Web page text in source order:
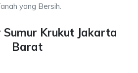
yang Bersih.
Sumur Krukut Jakarta
Barat